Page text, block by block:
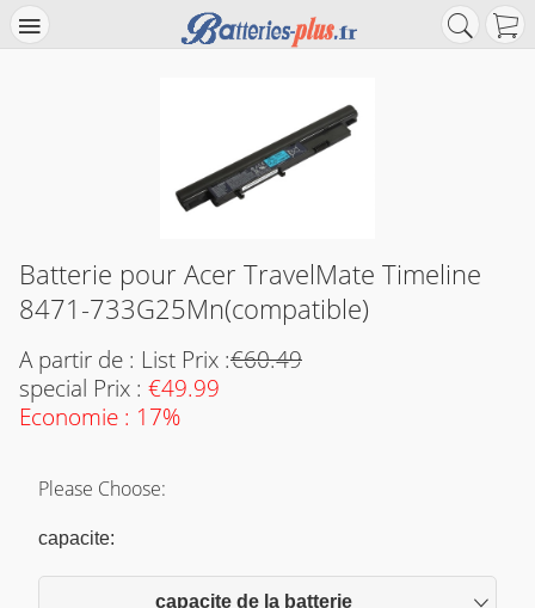
Batterie pour Acer TravelMate Timeline
8471-733G25Mn(compatible)
A partir de : List Prix :€60.49
special Prix : €49.99
Economie : 17%
Please Choose:
capacite:
capacite de la batterie